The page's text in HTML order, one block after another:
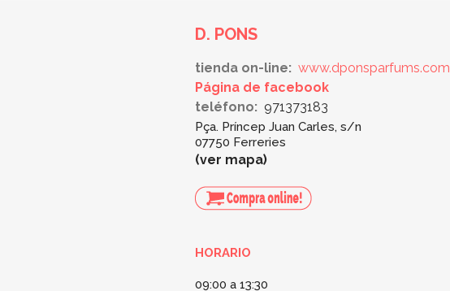
D. PONS
tienda on-line: www.dponsparfums.com
Página de facebook
teléfono: 971373183
Pça. Príncep Juan Carles, s/n
07750 Ferreries
ver mapa
HORARIO
09:00 a 13:30